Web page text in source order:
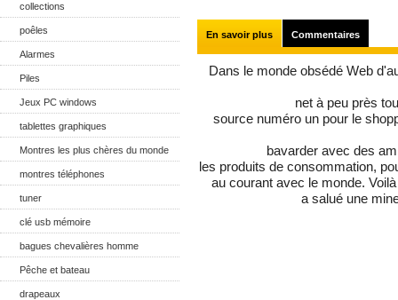
collections
poêles
Alarmes
Piles
Jeux PC windows
tablettes graphiques
Montres les plus chères du monde
montres téléphones
tuner
clé usb mémoire
bagues chevalières homme
Pêche et bateau
drapeaux
En savoir plus Commentaires
Dans le monde obsédé Web
net à peu près
source numéro un pour le
bavarder avec des
les produits de consommation,
au courant avec le monde.
a salué une